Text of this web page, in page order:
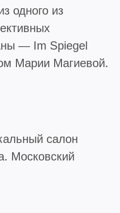
одного из
— Im Spiegel
Марии Магиевой.
салон
Московский